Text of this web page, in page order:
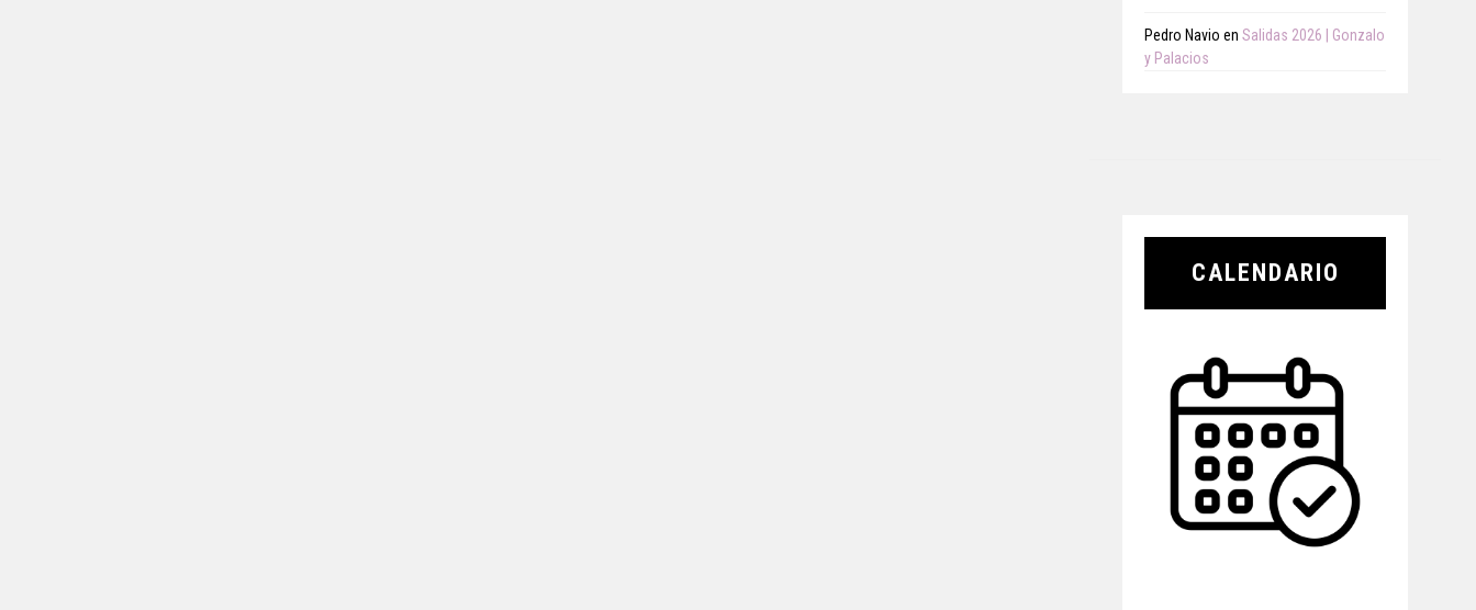
Pedro Navio en Salidas 2026 | Gonzalo
y Palacios
CALENDARIO